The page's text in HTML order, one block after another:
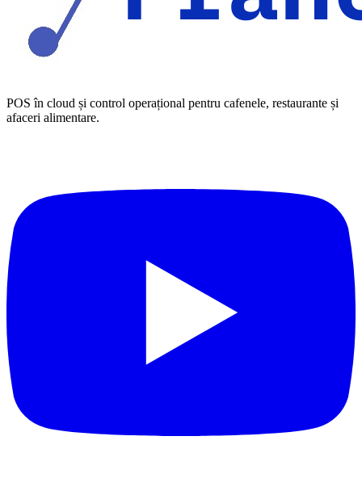
POS în cloud și control operațional pentru cafenele, restaurante și
afaceri alimentare.